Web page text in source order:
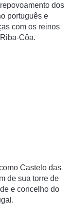
dos
português e
com os reinos
Côa.
Castelo das
de sua torre de
e concelho do